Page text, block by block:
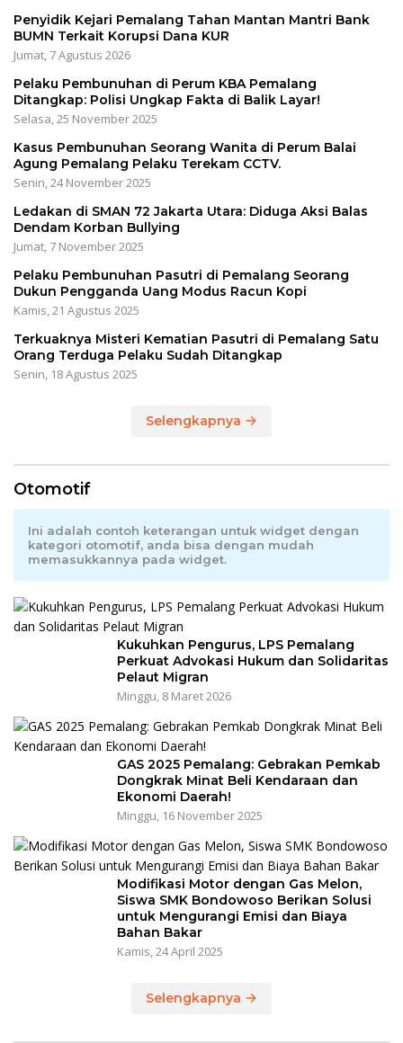
Penyidik Kejari Pemalang Tahan Mantan Mantri Bank
BUMN Terkait Korupsi Dana KUR
Jumat, 7 Agustus 2026
Pelaku Pembunuhan di Perum KBA Pemalang
Ditangkap: Polisi Ungkap Fakta di Balik Layar!
Selasa, 25 November 2025
Kasus Pembunuhan Seorang Wanita di Perum Balai
Agung Pemalang Pelaku Terekam CCTV.
Senin, 24 November 2025
Ledakan di SMAN 72 Jakarta Utara: Diduga Aksi Balas
Dendam Korban Bullying
Jumat, 7 November 2025
Pelaku Pembunuhan Pasutri di Pemalang Seorang
Dukun Pengganda Uang Modus Racun Kopi
Kamis, 21 Agustus 2025
Terkuaknya Misteri Kematian Pasutri di Pemalang Satu
Orang Terduga Pelaku Sudah Ditangkap
Senin, 18 Agustus 2025
Selengkapnya
Otomotif
Ini adalah contoh keterangan untuk widget dengan
kategori otomotif, anda bisa dengan mudah
memasukkannya pada widget.
Kukuhkan Pengurus, LPS Pemalang
Perkuat Advokasi Hukum dan Solidaritas
Pelaut Migran
Minggu, 8 Maret 2026
GAS 2025 Pemalang: Gebrakan Pemkab
Dongkrak Minat Beli Kendaraan dan
Ekonomi Daerah!
Minggu, 16 November 2025
Modifikasi Motor dengan Gas Melon,
Siswa SMK Bondowoso Berikan Solusi
untuk Mengurangi Emisi dan Biaya
Bahan Bakar
Kamis, 24 April 2025
Selengkapnya